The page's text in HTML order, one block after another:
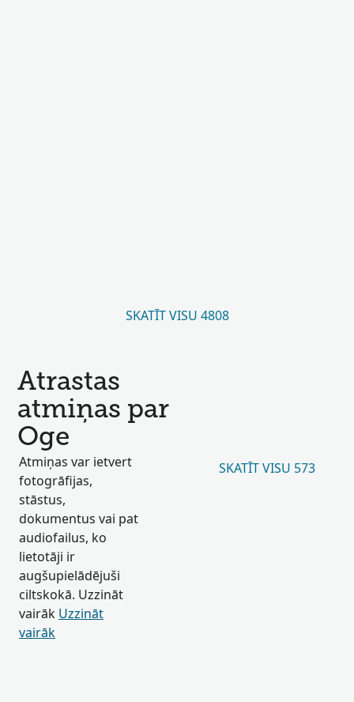
SKATĪT VISU 4808
Atrastas
atmiņas par
Oge
Atmiņas var ietvert
fotogrāfijas,
stāstus,
dokumentus vai pat
audiofailus, ko
lietotāji ir
augšupielādējuši
ciltskokā. Uzzināt
vairāk Uzzināt
vairāk
SKATĪT VISU 573